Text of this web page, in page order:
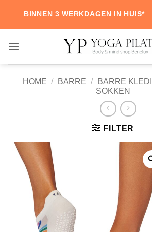
content
BINNEN 3 WERKDAGEN IN HUIS*
HOME / BARRE / BARRE
SOKKEN
FILTER